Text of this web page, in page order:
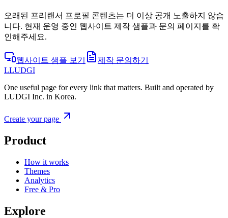
오래된 프리랜서 프로필 콘텐츠는 더 이상 공개 노출하지 않습
니다. 현재 운영 중인 웹사이트 제작 샘플과 문의 페이지를 확
인해주세요.
웹사이트 샘플 보기
제작 문의하기
LLUDGI
One useful page for every link that matters. Built and operated by
LUDGI Inc. in Korea.
Create your page
Product
How it works
Themes
Analytics
Free & Pro
Explore